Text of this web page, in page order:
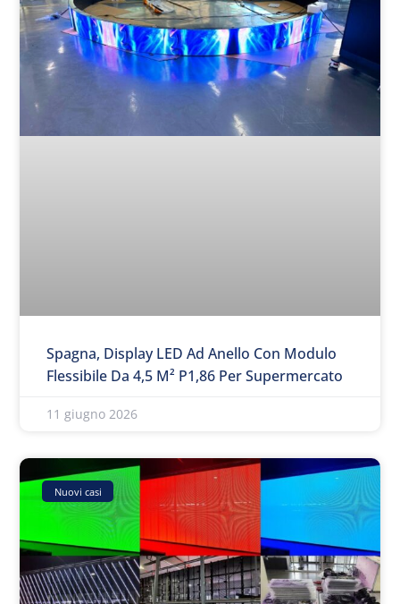
Spagna, Display LED Ad Anello Con Modulo
Flessibile Da 4,5 M² P1,86 Per Supermercato
11 giugno 2026
Nuovi casi